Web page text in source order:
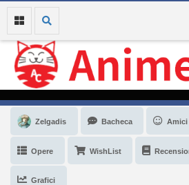
Zelgadis Bacheca Amici
Opere WishList
Grafici